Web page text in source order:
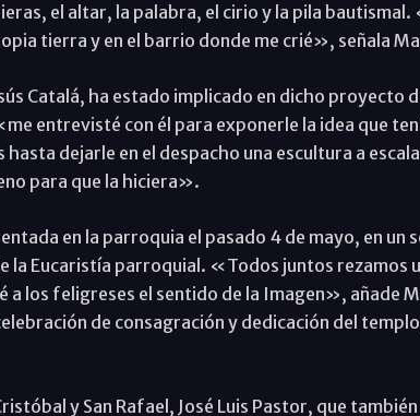
el altar, la palabra, el cirio y la pila
tierra y en el barrio donde me crié», señala
Catalá, ha estado implicado en dicho proyecto
entrevisté con él para exponerle la idea que
dejarle en el despacho una escultura a
para que la hiciera».
en la parroquia el pasado 4 de mayo, en un
la Eucaristía parroquial. «Todos juntos rezamos
a los feligreses el sentido de la Imagen», añade
de consagración y dedicación del
y San Rafael, José Luis Pastor, que